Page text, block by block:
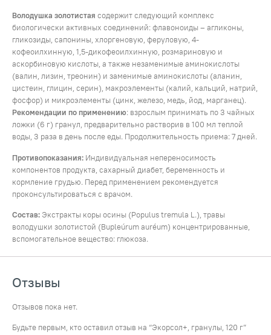
Володушка золотистая содержит следующий комплекс
биологически активных соединений: флавоноиды – агликоны,
гликозиды, сапонины, хлоргеновую, феруловую, 4-
кофеоилхинную, 1,5-дикофеоилхинную, розмариновую и
аскорбиновую кислоты, а также незаменимые аминокислоты
(валин, лизин, треонин) и заменимые аминокислоты (аланин,
цистеин, глицин, серин), макроэлементы (калий, кальций, натрий,
фосфор) и микроэлементы (цинк, железо, медь, йод, марганец).
Рекомендации по применению: взрослым принимать по 3 чайных
ложки (6 г) гранул, предварительно растворив в 100 мл теплой
воды, 3 раза в день после еды. Продолжительность приема: 7 дней.
Противопоказания: Индивидуальная непереносимость
компонентов продукта, сахарный диабет, беременность и
кормление грудью. Перед применением рекомендуется
проконсультироваться с врачом.
Состав: Экстракты коры осины (Populus tremula L.), травы
володушки золотистой (Bupleúrum auréum) концентрированные,
вспомогательное вещество: глюкоза.
Отзывы
Отзывов пока нет.
Будьте первым, кто оставил отзыв на “Экорсол+, гранулы, 120 г”